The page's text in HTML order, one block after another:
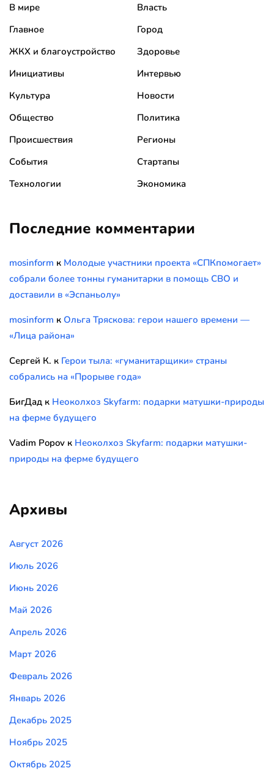
В мире
Власть
Главное
Город
ЖКХ и благоустройство
Здоровье
Инициативы
Интервью
Культура
Новости
Общество
Политика
Происшествия
Регионы
События
Стартапы
Технологии
Экономика
Последние комментарии
mosinform к Молодые участники проекта «СПКпомогает»
собрали более тонны гуманитарки в помощь СВО и
доставили в «Эспаньолу»
mosinform к Ольга Тряскова: герои нашего времени —
«Лица района»
Сергей К. к Герои тыла: «гуманитарщики» страны
собрались на «Прорыве года»
БигДад к Неоколхоз Skyfarm: подарки матушки-природы
на ферме будущего
Vadim Popov к Неоколхоз Skyfarm: подарки матушки-
природы на ферме будущего
Архивы
Август 2026
Июль 2026
Июнь 2026
Май 2026
Апрель 2026
Март 2026
Февраль 2026
Январь 2026
Декабрь 2025
Ноябрь 2025
Октябрь 2025